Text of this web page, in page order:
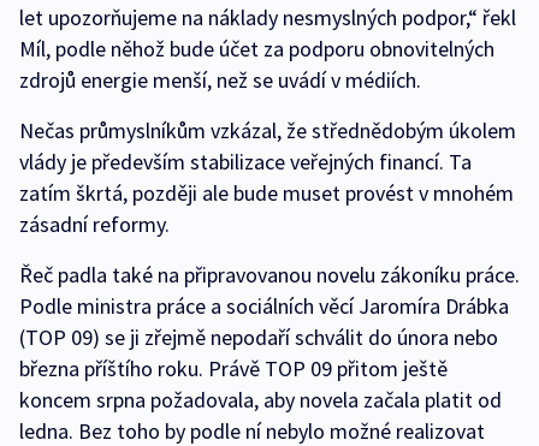
let upozorňujeme na náklady nesmyslných podpor,“ řekl
Míl, podle něhož bude účet za podporu obnovitelných
zdrojů energie menší, než se uvádí v médiích.
Nečas průmyslníkům vzkázal, že střednědobým úkolem
vlády je především stabilizace veřejných financí. Ta
zatím škrtá, později ale bude muset provést v mnohém
zásadní reformy.
Řeč padla také na připravovanou novelu zákoníku práce.
Podle ministra práce a sociálních věcí Jaromíra Drábka
(TOP 09) se ji zřejmě nepodaří schválit do února nebo
března příštího roku. Právě TOP 09 přitom ještě
koncem srpna požadovala, aby novela začala platit od
ledna. Bez toho by podle ní nebylo možné realizovat